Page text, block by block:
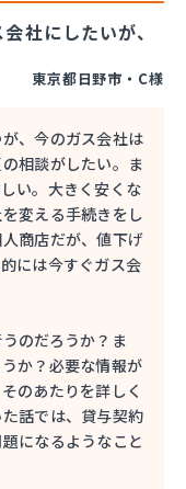
社にしたいが、
東京都日野市・C様
、今のガス会社は
相談がしたい。ま
い。大きく安くな
変える手続きをし
商店だが、値下げ
には今すぐガス会
のだろうか？ま
か？必要な情報が
のあたりを詳しく
話では、貸与契約
になるようなこと